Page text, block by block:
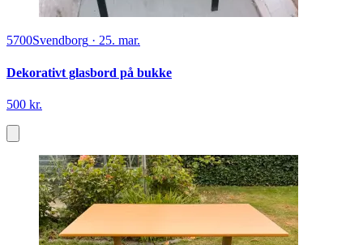
5700Svendborg · 25. mar.
Dekorativt glasbord på bukke
500 kr.